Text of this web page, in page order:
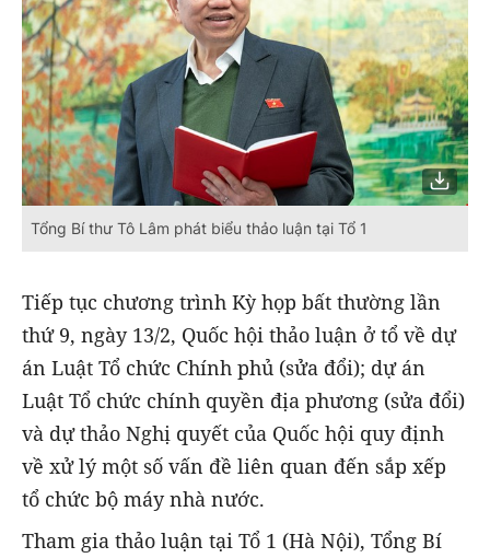
Tổng Bí thư Tô Lâm phát biểu thảo luận tại Tổ 1
Tiếp tục chương trình Kỳ họp bất thường lần
thứ 9, ngày 13/2, Quốc hội thảo luận ở tổ về dự
án Luật Tổ chức Chính phủ (sửa đổi); dự án
Luật Tổ chức chính quyền địa phương (sửa đổi)
và dự thảo Nghị quyết của Quốc hội quy định
về xử lý một số vấn đề liên quan đến sắp xếp
tổ chức bộ máy nhà nước.
Tham gia thảo luận tại Tổ 1 (Hà Nội), Tổng Bí